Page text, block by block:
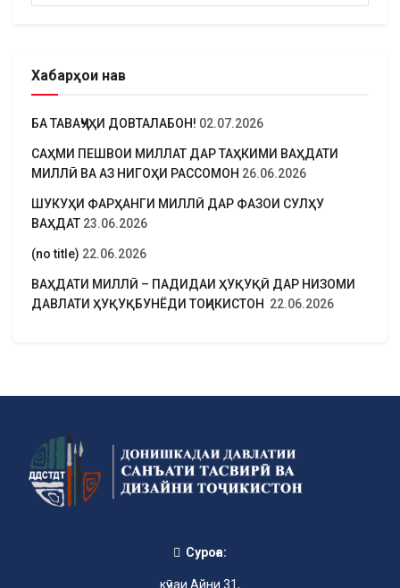
Хабарҳои нав
БА ТАВАҶҶУҲИ ДОВТАЛАБОН! 02.07.2026
САҲМИ ПЕШВОИ МИЛЛАТ ДАР ТАҲКИМИ ВАҲДАТИ
МИЛЛӢ ВА АЗ НИГОҲИ РАССОМОН 26.06.2026
ШУКУҲИ ФАРҲАНГИ МИЛЛӢ ДАР ФАЗОИ СУЛҲУ
ВАҲДАТ 23.06.2026
(no title) 22.06.2026
ВАҲДАТИ МИЛЛӢ – ПАДИДАИ ҲУҚУҚӢ ДАР НИЗОМИ
ДАВЛАТИ ҲУҚУҚБУНЁДИ ТОҶИКИСТОН 22.06.2026
Суроға:
кӯчаи Айни 31,